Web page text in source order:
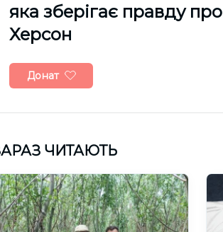
яка зберігає правду про
Херсон
Донат
ЧИТАЮТЬ